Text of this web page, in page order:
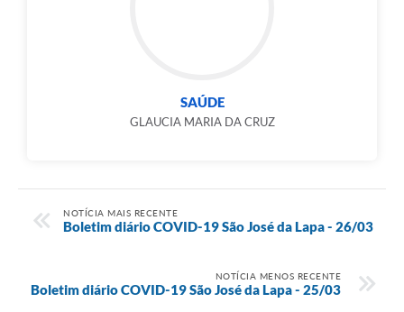
SAÚDE
GLAUCIA MARIA DA CRUZ
NOTÍCIA MAIS RECENTE
Boletim diário COVID-19 São José da Lapa - 26/03
NOTÍCIA MENOS RECENTE
Boletim diário COVID-19 São José da Lapa - 25/03